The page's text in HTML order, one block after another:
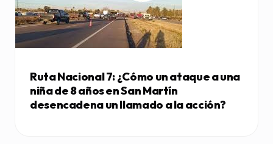
Ruta Nacional 7: ¿Cómo un ataque a una
niña de 8 años en San Martín
desencadena un llamado a la acción?